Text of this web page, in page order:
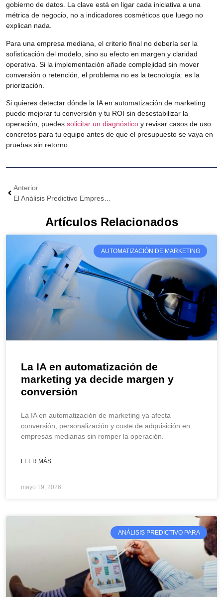
gobierno de datos. La clave está en ligar cada iniciativa a una
métrica de negocio, no a indicadores cosméticos que luego no
explican nada.
Para una empresa mediana, el criterio final no debería ser la
sofisticación del modelo, sino su efecto en margen y claridad
operativa. Si la implementación añade complejidad sin mover
conversión o retención, el problema no es la tecnología: es la
priorización.
Si quieres detectar dónde la IA en automatización de marketing
puede mejorar tu conversión y tu ROI sin desestabilizar la
operación, puedes solicitar un diagnóstico y revisar casos de uso
concretos para tu equipo antes de que el presupuesto se vaya en
pruebas sin retorno.
Anterior
Artículos Relacionados
AUTOMATIZACIÓN DE MARKETING
La IA en automatización de
marketing ya decide margen y
conversión
La IA en automatización de marketing ya afecta
conversión, personalización y coste de adquisición en
empresas medianas sin romper la operación.
LEER MÁS
mayo 19, 2026
ANÁLISIS PREDICTIVO PARA